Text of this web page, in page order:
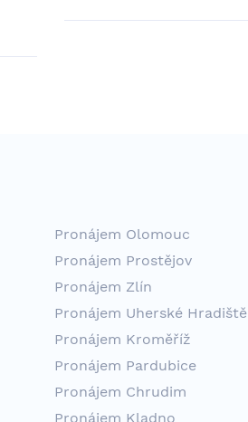
Pronájem Olomouc
Pronájem Prostějov
Pronájem Zlín
Pronájem Uherské Hradiště
Pronájem Kroměříž
Pronájem Pardubice
Pronájem Chrudim
Pronájem Kladno